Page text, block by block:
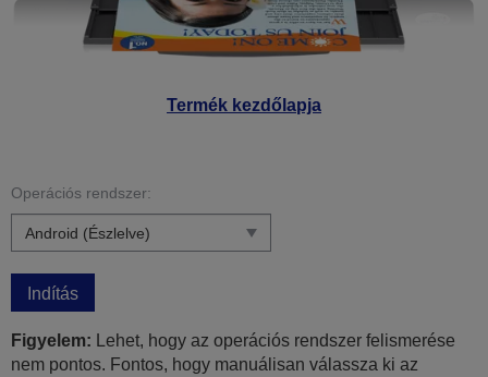
Termék kezdőlapja
Operációs rendszer:
Indítás
Figyelem: Lehet, hogy az operációs rendszer felismerése
nem pontos. Fontos, hogy manuálisan válassza ki az